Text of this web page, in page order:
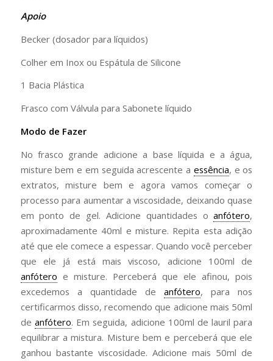
Apoio
Becker (dosador para líquidos)
Colher em Inox ou Espátula de Silicone
1 Bacia Plástica
Frasco com Válvula para Sabonete líquido
Modo de Fazer
No frasco grande adicione a base líquida e a água,
misture bem e em seguida acrescente a essência, e os
extratos, misture bem e agora vamos começar o
processo para aumentar a viscosidade, deixando quase
em ponto de gel. Adicione quantidades oanfótero,
aproximadamente 40ml e misture. Repita esta adição
até que ele comece a espessar. Quando você perceber
que ele já está mais viscoso, adicione 100ml de
anfótero e misture. Perceberá que ele afinou, pois
excedemos a quantidade deanfótero, para nos
certificarmos disso, recomendo que adicione mais 50ml
de anfótero. Em seguida, adicione 100ml de lauril para
equilibrar a mistura. Misture bem e perceberá que ele
ganhou bastante viscosidade. Adicione mais 50ml de